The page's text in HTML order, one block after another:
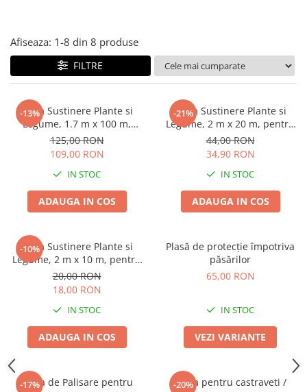
Pepene
Plante medicinale
Seminte broccoli
Seminte castraveti
Seminte ceapa
Seminte conopida
Seminte de Gulii
Seminte de Leustean
Seminte de Patrunjel
Seminte de praz
Seminte dovleac decorativ
Seminte dovlecel / dovleac
Seminte fasole
Seminte pastarnac
Seminte plante aromatice
Seminte ridichi
Afiseaza: 1-8 din 8 produse
FILTRE
-13%
Plasa Sustinere Plante si
Legume, 1.7 m x 100 m,
Profesionala, pentru
Castraveti si Fasole
125,00 RON
109,00 RON
IN STOC
ADAUGA IN COS
-21%
Plasa Sustinere Plante si
Legume, 2 m x 20 m, pentru
Castraveti, Mazare si Fasole
Urcatoare
44,00 RON
34,90 RON
IN STOC
ADAUGA IN COS
-10%
Plasa Sustinere Plante si
Legume, 2 m x 10 m, pentru
Castraveti, Fasole si Flori
Urcatoare
20,00 RON
18,00 RON
IN STOC
ADAUGA IN COS
Plasă de protecție împotriva
păsărilor
65,00 RON
IN STOC
VEZI VARIANTE
-17%
Plasa de Palisare pentru
-20%
Plasa pentru castraveti /